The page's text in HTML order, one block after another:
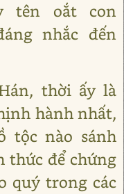
tên oắt con
nhắc đến
thời ấy là
hành nhất,
tộc nào sánh
thức để chứng
quý trong các